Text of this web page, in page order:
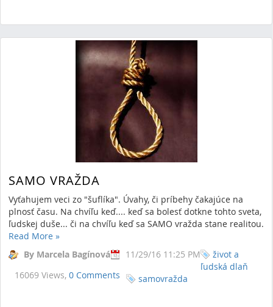
SAMO VRAŽDA
Vyťahujem veci zo "šuflíka". Úvahy, či príbehy čakajúce na
plnosť času. Na chvíľu keď.... keď sa bolesť dotkne tohto sveta,
ľudskej duše... či na chvíľu keď sa SAMO vražda stane realitou.
Read More »
By Marcela Bagínová
11/29/16 11:25 PM
16069 Views, 0 Comments
život a
ľudská dlaň
samovražda